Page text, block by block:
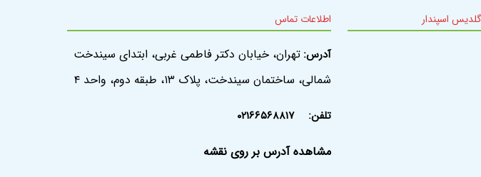
اسپندار اطلاعات تماس
آدرس: تهران، خیابان دکتر فاطمی غربی، ابتدای سیندخت
شمالی، ساختمان سیندخت، پلاک ۱۳، طبقه دوم، واحد ۴
تلفن:۰۲۱۶۶۵۶۸۸۱۷
مشاهده آدرس بر روی نقشه